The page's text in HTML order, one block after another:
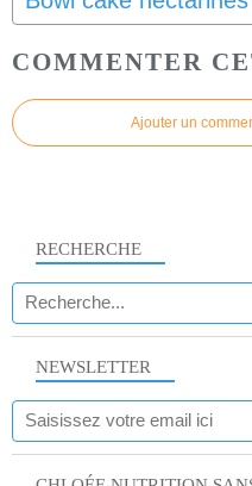
COMMENTER
Ajouter un
NEWSLETTER
RECHERCHE